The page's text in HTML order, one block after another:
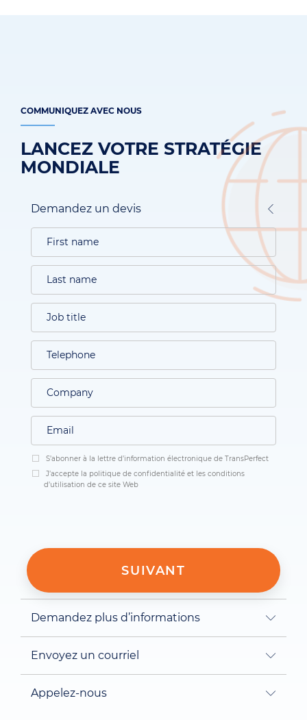
COMMUNIQUEZ AVEC NOUS
LANCEZ VOTRE STRATÉGIE
MONDIALE
Demandez un devis
S’abonner à la lettre d’information électronique de TransPerfect
J’accepte la politique de confidentialité et les conditions
d’utilisation de ce site Web
Demandez plus d’informations
Envoyez un courriel
Appelez-nous